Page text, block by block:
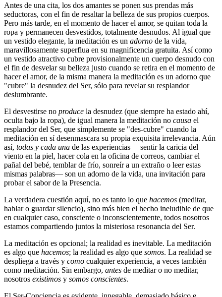
Antes de una cita, los dos amantes se ponen sus prendas más
seductoras, con el fin de resaltar la belleza de sus propios cuerpos.
Pero más tarde, en el momento de hacer el amor, se quitan toda la
ropa y permanecen desvestidos, totalmente desnudos. Al igual que
un vestido elegante, la meditación es un adorno de la vida,
maravillosamente superflua en su magnificencia gratuita. Así como
un vestido atractivo cubre provisionalmente un cuerpo desnudo con
el fin de desvelar su belleza justo cuando se retira en el momento de
hacer el amor, de la misma manera la meditación es un adorno que
"cubre" la desnudez del Ser, sólo para revelar su resplandor
deslumbrante.
El desvestirse no produce la desnudez (que siempre ha estado ahí,
oculta bajo la ropa), de igual manera la meditación no causa el
resplandor del Ser, que simplemente se "des-cubre" cuando la
meditación en sí desenmascara su propia exquisita irrelevancia. Aún
así, todas y cada una de las experiencias ―sentir la caricia del
viento en la piel, hacer cola en la oficina de correos, cambiar el
pañal del bebé, temblar de frío, sonreír a un extraño o leer estas
mismas palabras― son un adorno de la vida, una invitación para
probar el sabor de la Presencia.
La verdadera cuestión aquí, no es tanto lo que hacemos (meditar,
hablar o guardar silencio), sino más bien el hecho ineludible de que
en cualquier caso, consciente o inconscientemente, todos nosotros
estamos compartiendo juntos la misteriosa resonancia del Ser.
La meditación es opcional; la realidad es inevitable. La meditación
es algo que hacemos; la realidad es algo que somos. La realidad se
despliega a través y como cualquier experiencia, a veces también
como meditación. Sin embargo, antes de meditar o no meditar,
nosotros existimos y somos conscientes.